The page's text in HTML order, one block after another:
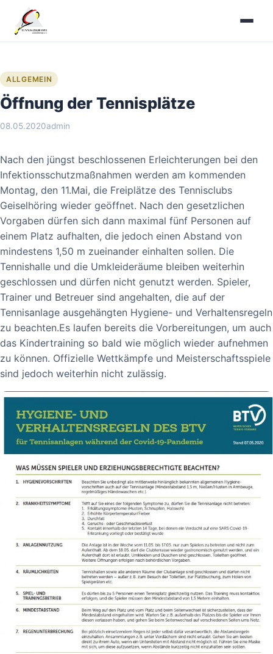
Inhalt
springen
ALLGEMEIN
Öffnung der Tennisplätze
08.05.2020admin
Nach den jüngst beschlossenen Erleichterungen bei den
Infektionsschutzmaßnahmen werden am kommenden
Montag, den 11.Mai, die Freiplätze des Tennisclubs
Geiselhöring wieder geöffnet. Nach den gesetzlichen
Vorgaben dürfen sich dann maximal fünf Personen auf
einem Platz aufhalten, die jedoch einen Abstand von
mindestens 1,50 m zueinander einhalten sollen. Die
Tennishalle und die Umkleideräume bleiben weiterhin
geschlossen und dürfen nicht genutzt werden. Spieler,
Trainer und Betreuer sind angehalten, die auf der
Tennisanlage ausgehängten Hygiene- und Verhaltensregeln
zu beachten.Es laufen bereits die Vorbereitungen, um auch
das Kindertraining so bald wie möglich wieder aufnehmen
zu können. Offizielle Wettkämpfe und Meisterschaftsspiele
sind jedoch weiterhin nicht zulässig.